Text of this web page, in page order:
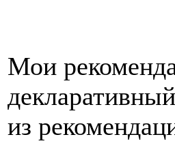
Мои
из